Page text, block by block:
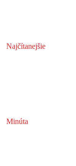
Najčítanejšie
Minúta